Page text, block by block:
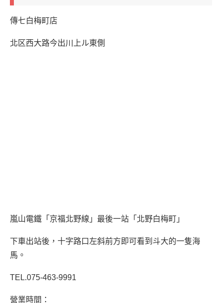
傳七白梅町店
北区西大路今出川上ル東側
嵐山電鐵「京福北野線」最後一站「北野白梅町」
下車出站後，十字路口左斜前方即可看到斗大的一隻海
馬。
TEL.075-463-9991
營業時間：